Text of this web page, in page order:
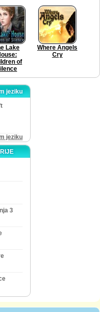
Lake
of
Where Angels
Cry
jeziku
jeziku
3